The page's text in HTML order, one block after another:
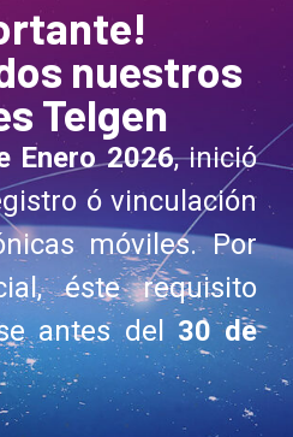
nuestros
Telgen
Enero 2026, inició
ó vinculación
móviles. Por
éste requisito
antes del 30 de